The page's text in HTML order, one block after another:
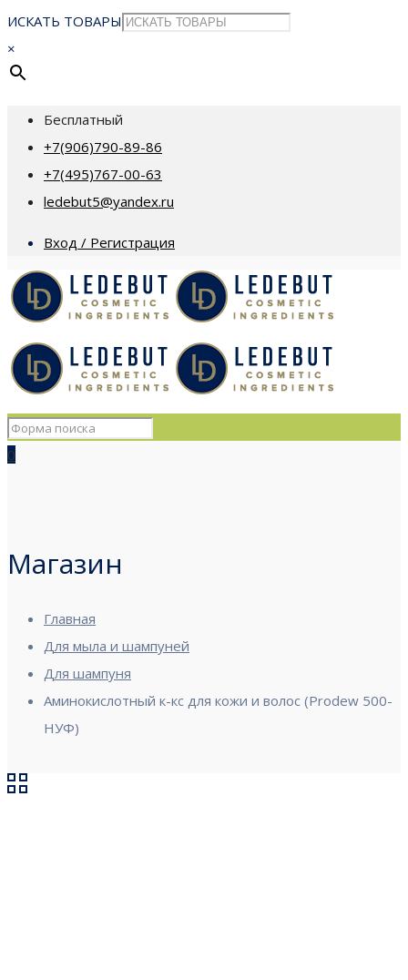
ИСКАТЬ ТОВАРЫ
×
Бесплатный
+7(906)790-89-86
+7(495)767-00-63
ledebut5@yandex.ru
Вход / Регистрация
0
Магазин
Главная
Для мыла и шампуней
Для шампуня
Аминокислотный к-кс для кожи и волос (Prodew 500-
НУФ)